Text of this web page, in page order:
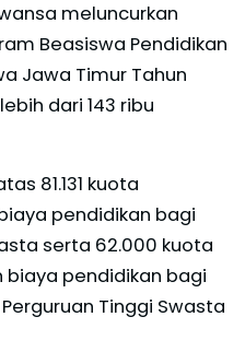
meluncurkan
Beasiswa Pendidikan
Jawa Timur Tahun
dari 143 ribu
81.131 kuota
pendidikan bagi
serta 62.000 kuota
pendidikan bagi
Tinggi Swasta